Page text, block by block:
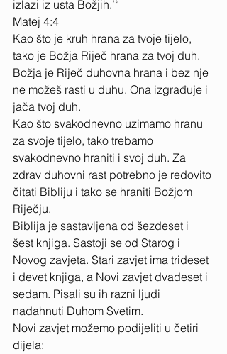
izlazi iz usta Božjih.’“
Matej 4:4
Kao što je kruh hrana za tvoje tijelo,
tako je Božja Riječ hrana za tvoj duh.
Božja je Riječ duhovna hrana i bez nje
ne možeš rasti u duhu. Ona izgrađuje i
jača tvoj duh.
Kao što svakodnevno uzimamo hranu
za svoje tijelo, tako trebamo
svakodnevno hraniti i svoj duh. Za
zdrav duhovni rast potrebno je redovito
čitati Bibliju i tako se hraniti Božjom
Riječju.
Biblija je sastavljena od šezdeset i
šest knjiga. Sastoji se od Starog i
Novog zavjeta. Stari zavjet ima trideset
i devet knjiga, a Novi zavjet dvadeset i
sedam. Pisali su ih razni ljudi
nadahnuti Duhom Svetim.
Novi zavjet možemo podijeliti u četiri
dijela: